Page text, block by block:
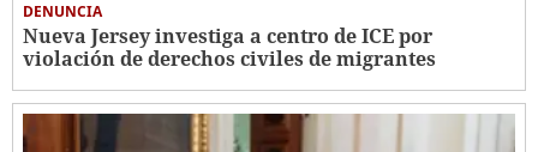
DENUNCIA
Nueva Jersey investiga a centro de ICE por
violación de derechos civiles de migrantes